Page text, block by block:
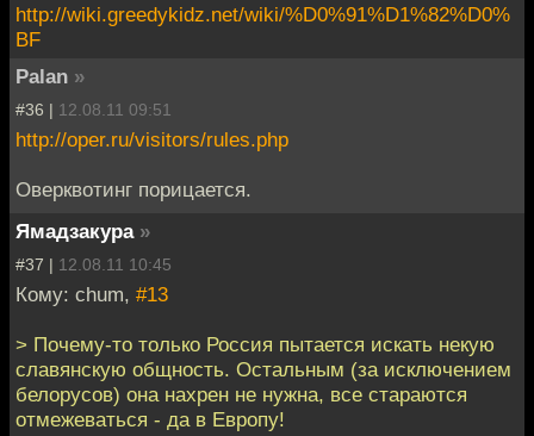
http://wiki.greedykidz.net/wiki/%D0%91%D1%82%D0%
BF
Palan »
#36 | 12.08.11 09:51
http://oper.ru/visitors/rules.php
Оверквотинг порицается.
Ямадзакура »
#37 | 12.08.11 10:45
Кому: chum, #13
> Почему-то только Россия пытается искать некую
славянскую общность. Остальным (за исключением
белорусов) она нахрен не нужна, все стараются
отмежеваться - да в Европу!